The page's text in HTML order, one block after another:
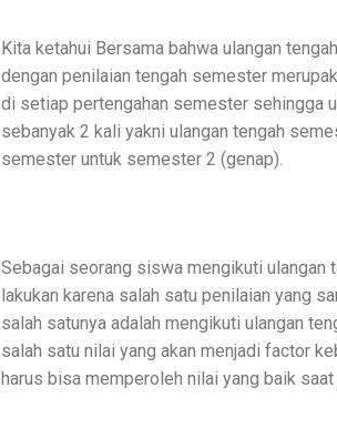
Kita ketahui Bersama bahwa ulangan
dengan penilaian tengah semester
di setiap pertengahan semester sehingga
sebanyak 2 kali yakni ulangan tengah
semester untuk semester 2 (genap).
Sebagai seorang siswa mengikuti ulangan
lakukan karena salah satu penilaian yang
salah satunya adalah mengikuti ulangan
salah satu nilai yang akan menjadi factor
harus bisa memperoleh nilai yang baik